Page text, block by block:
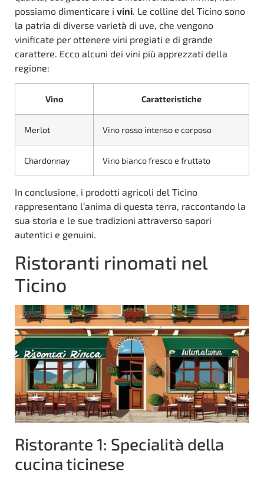
possiamo dimenticare i vini. Le colline del Ticino sono
la patria di diverse varietà di uve, che vengono
vinificate per ottenere vini pregiati e di grande
carattere. Ecco alcuni dei vini più apprezzati della
regione:
Vino Caratteristiche
Merlot Vino rosso intenso e corposo
Chardonnay Vino bianco fresco e fruttato
In conclusione, i prodotti agricoli del Ticino
rappresentano l’anima di questa terra, raccontando la
sua storia e le sue tradizioni attraverso sapori
autentici e genuini.
Ristoranti rinomati nel
Ticino
Ristorante 1: Specialità della
cucina ticinese